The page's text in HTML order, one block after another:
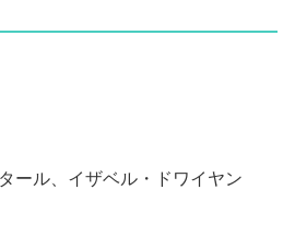
ール、イザベル・ドワイヤン